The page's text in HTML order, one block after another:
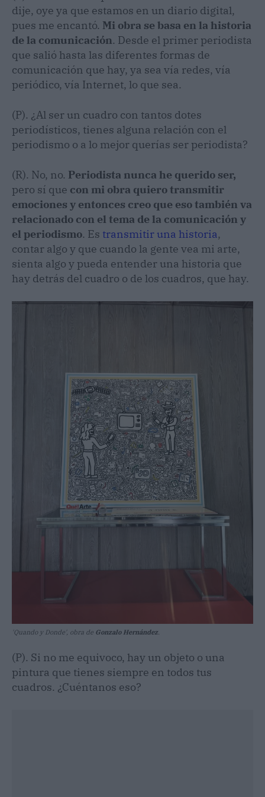
dije, oye ya que estamos en un diario digital,
pues me encantó. Mi obra se basa en la historia
de la comunicación. Desde el primer periodista
que salió hasta las diferentes formas de
comunicación que hay, ya sea vía redes, vía
periódico, vía Internet, lo que sea.
(P). ¿Al ser un cuadro con tantos dotes
periodísticos, tienes alguna relación con el
periodismo o a lo mejor querías ser periodista?
(R). No, no. Periodista nunca he querido ser,
pero sí que con mi obra quiero transmitir
emociones y entonces creo que eso también va
relacionado con el tema de la comunicación y
el periodismo. Es transmitir una historia,
contar algo y que cuando la gente vea mi arte,
sienta algo y pueda entender una historia que
hay detrás del cuadro o de los cuadros, que hay.
'Quando y Donde', obra de Gonzalo Hernández.
(P). Si no me equivoco, hay un objeto o una
pintura que tienes siempre en todos tus
cuadros. ¿Cuéntanos eso?